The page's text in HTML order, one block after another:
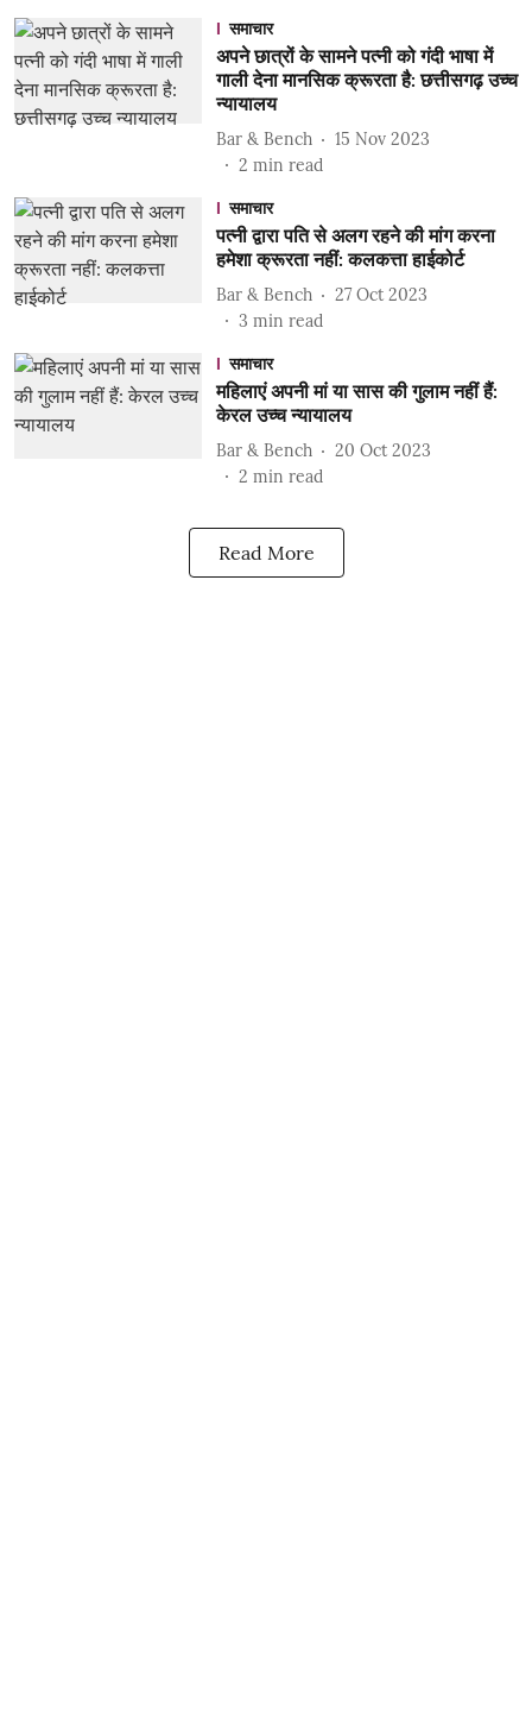
समाचार
अपने छात्रों के सामने पत्नी को गंदी भाषा में
गाली देना मानसिक क्रूरता है: छत्तीसगढ़ उच्च
न्यायालय
Bar & Bench
15 Nov 2023
2 min read
समाचार
पत्नी द्वारा पति से अलग रहने की मांग करना
हमेशा क्रूरता नहीं: कलकत्ता हाईकोर्ट
Bar & Bench
27 Oct 2023
3 min read
समाचार
महिलाएं अपनी मां या सास की गुलाम नहीं हैं:
केरल उच्च न्यायालय
Bar & Bench
20 Oct 2023
2 min read
Read More